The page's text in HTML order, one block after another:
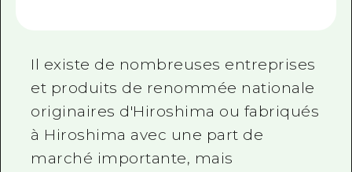
Il existe de nombreuses entreprises
et produits de renommée nationale
originaires d'Hiroshima ou fabriqués
à Hiroshima avec une part de
marché importante, mais